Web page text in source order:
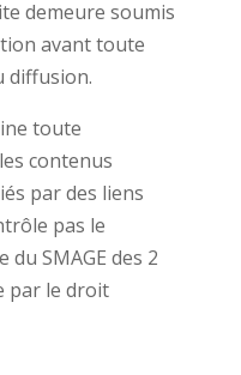
demeure soumis
avant toute
diffusion.
toute
contenus
par des liens
pas le
SMAGE des 2
par le droit